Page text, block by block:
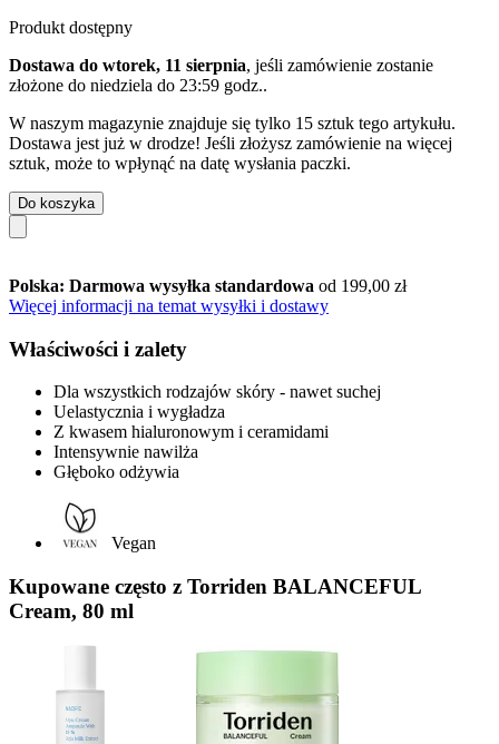
Produkt dostępny
Dostawa do wtorek, 11 sierpnia, jeśli zamówienie zostanie
złożone do niedziela do 23:59 godz..
W naszym magazynie znajduje się tylko 15 sztuk tego artykułu.
Dostawa jest już w drodze! Jeśli złożysz zamówienie na więcej
sztuk, może to wpłynąć na datę wysłania paczki.
Do koszyka
Polska: Darmowa wysyłka standardowa od 199,00 zł
Więcej informacji na temat wysyłki i dostawy
Właściwości i zalety
Dla wszystkich rodzajów skóry - nawet suchej
Uelastycznia i wygładza
Z kwasem hialuronowym i ceramidami
Intensywnie nawilża
Głęboko odżywia
Vegan
Kupowane często z Torriden BALANCEFUL
Cream, 80 ml